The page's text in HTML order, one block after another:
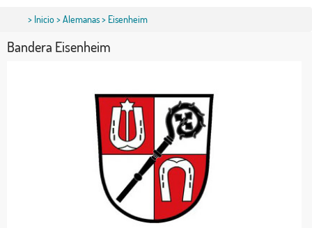
> Inicio>Alemanas> Eisenheim
Bandera Eisenheim